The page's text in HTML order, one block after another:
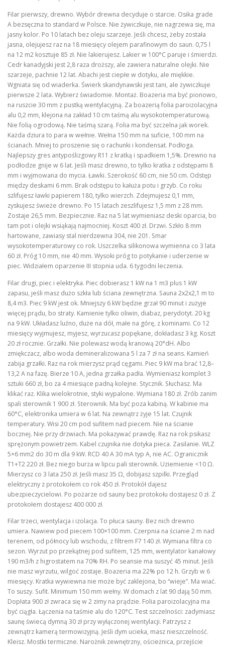
Filar pierwszy, drewno. Wybór drewna decyduje o starcie. Osika grade
A bezsęczna to standard w Polsce. Nie żywiczkuje, nie nagrzewa się, ma
jasny kolor. Po 10 latach bez oleju szarzeje. Jeśli chcesz, żeby została
jasna, olejujesz raz na 18 miesięcy olejem parafinowym do saun. 0,75 l
na 12 m2 kosztuje 85 zł. Nie lakierujesz. Lakier w 100°C paruje i śmierdzi.
Cedr kanadyjski jest 2,8 raza droższy, ale zawiera naturalne olejki. Nie
szarzeje, pachnie 12 lat. Abachi jest ciepłe w dotyku, ale miękkie.
Wgniata się od wiaderka. Świerk skandynawski jest tani, ale żywiczkuje
pierwsze 2 lata. Wybierz świadomie. Montaż. Boazeria ma być pionowo,
na ruszcie 30 mm z pustką wentylacyjną. Za boazerią folia paroizolacyjna
alu 0,2 mm, klejona na zakład 10 cm taśmą alu wysokotemperaturową.
Nie folią ogrodową. Nie taśmą szarą. Folia ma być szczelna jak worek.
Każda dziura to para w wełnie. Wełna 150 mm na suficie, 100 mm na
ścianach. Mniej to proszenie się o rachunki i kondensat. Podłoga.
Najlepszy gres antypoślizgowy R11 z kratką i spadkiem 1,5%. Drewno na
podłodze gnije w 6 lat. Jeśli masz drewno, to tylko kratka z odstępami 8
mm i wyjmowana do mycia. Ławki. Szerokość 60 cm, nie 50 cm. Odstęp
między deskami 6 mm. Brak odstępu to kałuża potu i grzyb. Co roku
szlifujesz ławki papierem 180, tylko wierzch. Zdejmujesz 0,1 mm,
zyskujesz świeże drewno. Po 15 latach zeszlifujesz 1,5 mm z 28 mm.
Zostaje 26,5 mm. Bezpiecznie. Raz na 5 lat wymieniasz deski oparcia, bo
tam pot i olejki wsiąkają najmocniej. Koszt 400 zł. Drzwi. Szkło 8 mm
hartowane, zawiasy stal nierdzewna 304, nie 201. Smar
wysokotemperaturowy co rok. Uszczelka silikonowa wymienna co 3 lata
60 zł. Próg 10 mm, nie 40 mm. Wysoki próg to potykanie i uderzenie w
piec. Widziałem oparzenie III stopnia uda. 6 tygodni leczenia.
Filar drugi, piec i elektryka. Piec dobierasz 1 kW na 1 m3 plus 1 kW
zapasu, jeśli masz dużo szkła lub ściana zewnętrzna. Sauna 2x2x2,1 m to
8,4 m3. Piec 9 kW jest ok. Mniejszy 6 kW będzie grzał 90 minut i zużyje
więcej prądu, bo straty. Kamienie tylko oliwin, diabaz, perydotyt. 20 kg
na 9 kW. Układasz luźno, duże na dół, małe na górę, z kominami. Co 12
miesięcy wyjmujesz, myjesz, wyrzucasz popękane, dokładasz 3 kg. Koszt
20 zł rocznie. Grzałki. Nie polewasz wodą kranową 20°dH. Albo
zmiękczacz, albo woda demineralizowana 5 l za 7 zł na seans. Kamień
zabija grzałki. Raz na rok mierzysz prąd cęgami. Piec 9 kW ma brać 12,8–
13,2 A na fazę. Bierze 10 A, jedna grzałka padła. Wymieniasz komplet 3
sztuki 660 zł, bo za 4 miesiące padną kolejne. Stycznik. Słuchasz. Ma
klikać raz. Klika wielokrotnie, styki wypalone. Wymiana 180 zł. Zrób zanim
spali sterownik 1 900 zł. Sterownik. Ma być poza kabiną. W kabinie ma
60°C, elektronika umiera w 6 lat. Na zewnątrz żyje 15 lat. Czujnik
temperatury. Wisi 20 cm pod sufitem nad piecem. Nie na ścianie
bocznej. Nie przy drzwiach. Ma pokazywać prawdę. Raz na rok psikasz
sprężonym powietrzem. Kabel czujnika nie dotyka pieca. Zasilanie. WLZ
5×6 mm2 do 30 m dla 9 kW. RCD 40 A 30 mA typ A, nie AC. Ogranicznik
T1+T2 220 zł. Bez niego burza w lipcu pali sterownik. Uziemienie <10 Ω.
Mierzysz co 3 lata 250 zł. Jeśli masz 35 Ω, dobijasz szpilki. Przegląd
elektryczny z protokołem co rok 450 zł. Protokół dajesz
ubezpieczycielowi. Po pożarze od sauny bez protokołu dostajesz 0 zł. Z
protokołem dostajesz 400 000 zł.
Filar trzeci, wentylacja i izolacja. To płuca sauny. Bez nich drewno
umiera. Nawiew pod piecem 100×100 mm. Czerpnia na ścianie 2 m nad
terenem, od północy lub wschodu, z filtrem F7 140 zł. Wymiana filtra co
sezon. Wyrzut po przekątnej pod sufitem, 125 mm, wentylator kanałowy
190 m3/h z higrostatem na 70% RH. Po seansie ma suszyć 45 minut. Jeśli
nie masz wyrzutu, wilgoć zostaje. Boazeria ma 22% po 12 h. Grzyb w 6
miesięcy. Kratka wywiewna nie może być zaklejona, bo “wieje”. Ma wiać.
To suszy. Sufit. Minimum 150 mm wełny. W domach z lat 90 dają 50 mm.
Dopłata 900 zł zwraca się w 2 zimy na prądzie. Folia paroizolacyjna ma
być ciągła. Łączenia na taśmie alu do 120°C. Test szczelności: zadymiasz
saunę świecą dymną 30 zł przy wyłączonej wentylacji. Patrzysz z
zewnątrz kamerą termowizyjną. Jeśli dym ucieka, masz nieszczelność.
Kleisz. Mostki termiczne. Narożnik zewnętrzny, ościeżnica, przejście